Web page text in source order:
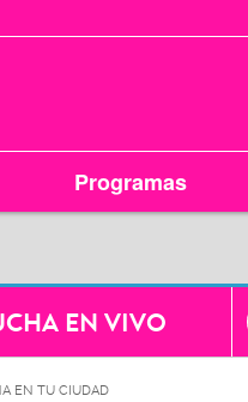
Programas
EN VIVO
EN TU CIUDAD